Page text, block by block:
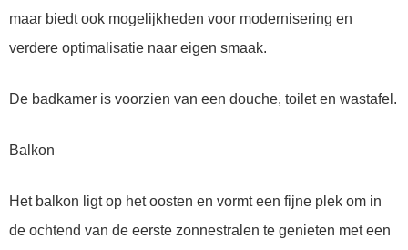
maar biedt ook mogelijkheden voor modernisering en
verdere optimalisatie naar eigen smaak.
De badkamer is voorzien van een douche, toilet en wastafel.
Balkon
Het balkon ligt op het oosten en vormt een fijne plek om in
de ochtend van de eerste zonnestralen te genieten met een